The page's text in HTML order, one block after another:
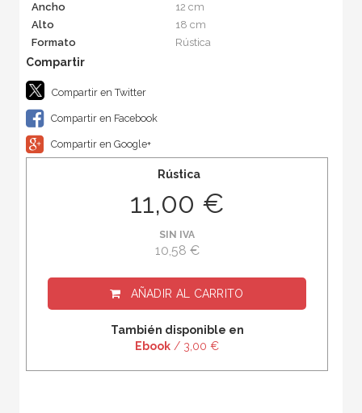
Ancho
12 cm
Alto
18 cm
Formato
Rústica
Compartir en Twitter
Compartir en Facebook
Compartir en Google+
Rústica
11,00 €
SIN IVA
10,58 €
AÑADIR AL CARRITO
También disponible en
Ebook / 3,00 €